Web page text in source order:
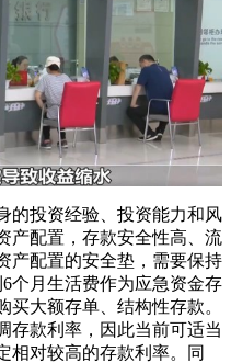
的投资经验、投资能力和风
产配置，存款安全性高、流
产配置的安全垫，需要保持
个月生活费作为应急资金存
买大额存单、结构性存款。
存款利率，因此当前可适当
相对较高的存款利率。同